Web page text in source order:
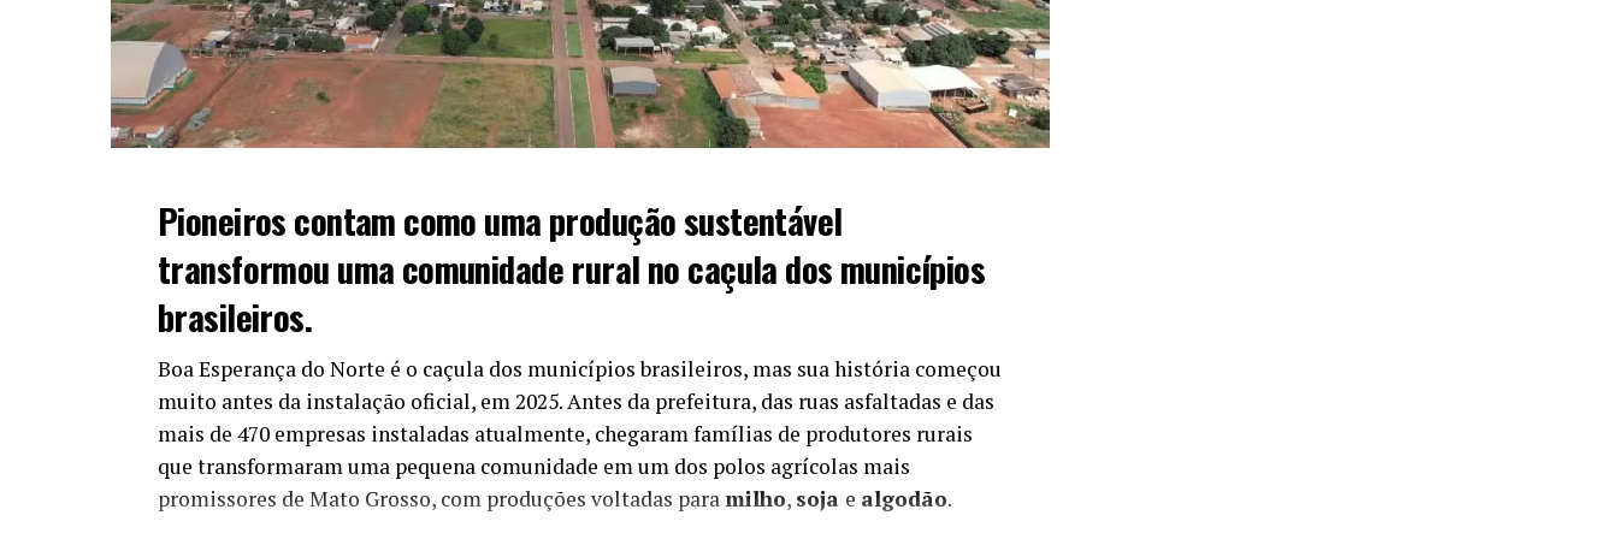
Pioneiros contam como uma produção sustentável
transformou uma comunidade rural no caçula dos municípios
brasileiros.
Boa Esperança do Norte é o caçula dos municípios brasileiros, mas sua história começou
muito antes da instalação oficial, em 2025. Antes da prefeitura, das ruas asfaltadas e das
mais de 470 empresas instaladas atualmente, chegaram famílias de produtores rurais
que transformaram uma pequena comunidade em um dos polos agrícolas mais
promissores de Mato Grosso, com produções voltadas para milho, soja e algodão.